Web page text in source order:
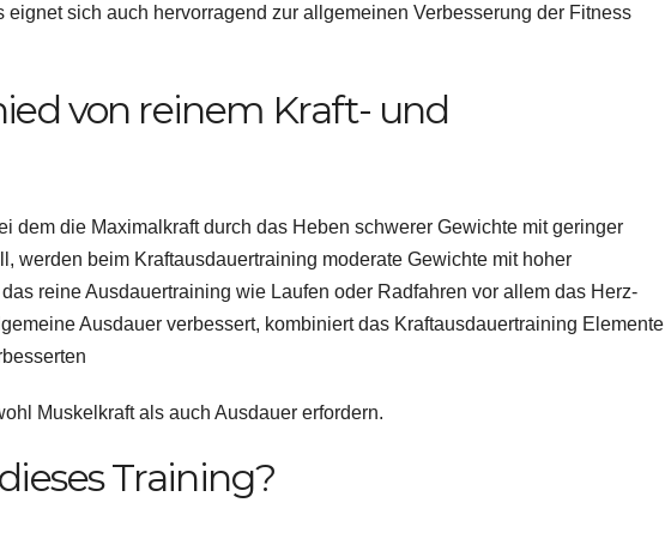
sich auch hervorragend zur allgemeinen Verbesserung der Fitness
von reinem Kraft- und
dem die Maximalkraft durch das Heben schwerer Gewichte mit geringer
werden beim Kraftausdauertraining moderate Gewichte mit hoher
reine Ausdauertraining wie Laufen oder Radfahren vor allem das Herz-
Ausdauer verbessert, kombiniert das Kraftausdauertraining Elemente
Muskelkraft als auch Ausdauer erfordern.
Training?